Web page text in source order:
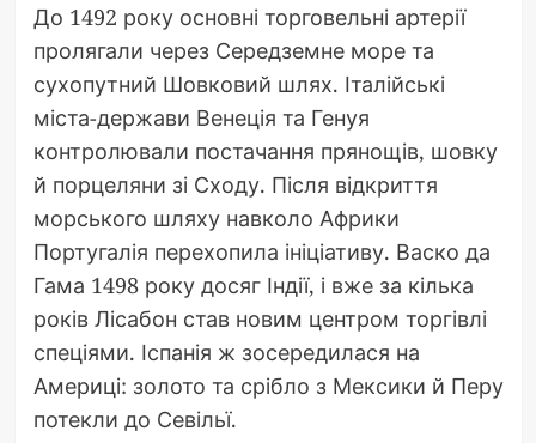
До 1492 року основні торговельні артерії
пролягали через Середземне море та
сухопутний Шовковий шлях. Італійські
міста-держави Венеція та Генуя
контролювали постачання прянощів, шовку
й порцеляни зі Сходу. Після відкриття
морського шляху навколо Африки
Португалія перехопила ініціативу. Васко да
Гама 1498 року досяг Індії, і вже за кілька
років Лісабон став новим центром торгівлі
спеціями. Іспанія ж зосередилася на
Америці: золото та срібло з Мексики й Перу
потекли до Севільї.